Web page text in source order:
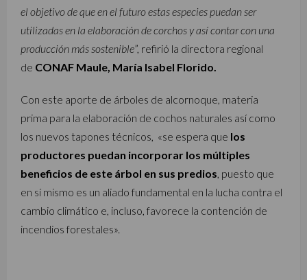
el objetivo de que en el futuro estas especies puedan ser
utilizadas en la elaboración de corchos y así contar con una
producción más sostenible”, refirió la directora regional
de CONAF Maule, María Isabel Florido.
Con este aporte de árboles de alcornoque, materia
prima para la elaboración de cochos naturales así como
los nuevos tapones técnicos, «se espera que los
productores puedan incorporar los múltiples
beneficios de este árbol en sus predios , puesto que
en sí mismo es un aliado fundamental en la lucha contra el
cambio climático e, incluso, favorece la contención de
incendios forestales».